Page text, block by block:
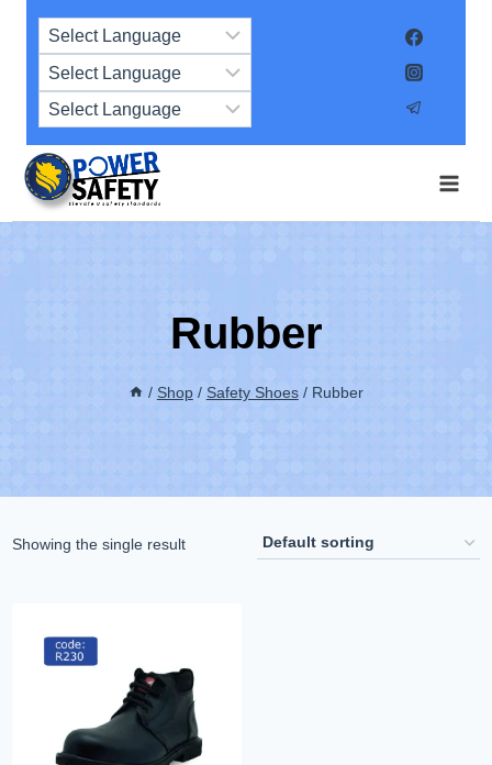
content
Rubber
/ Shop / Safety Shoes / Rubber
Showing the single result